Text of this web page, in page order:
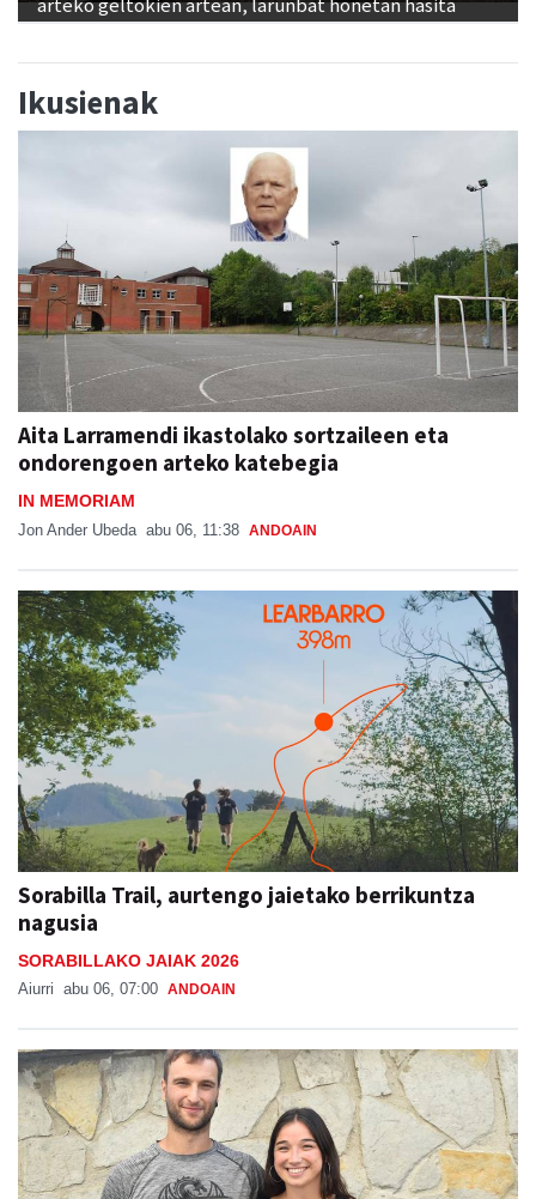
Ikusienak
Aita Larramendi ikastolako sortzaileen eta
ondorengoen arteko katebegia
IN MEMORIAM
Jon Ander Ubeda abu 06, 11:38 ANDOAIN
Sorabilla Trail, aurtengo jaietako berrikuntza
nagusia
SORABILLAKO JAIAK 2026
Aiurri abu 06, 07:00 ANDOAIN